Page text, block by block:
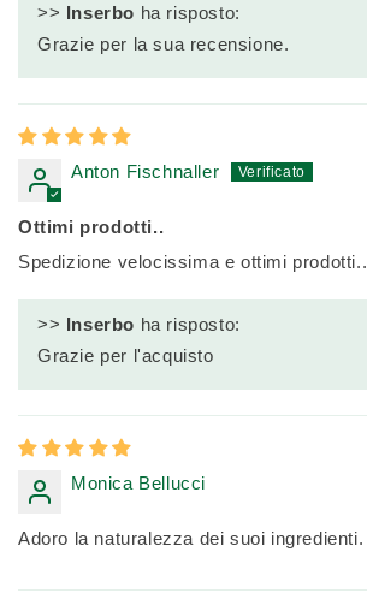
>> Inserbo ha risposto:
Grazie per la sua recensione.
Anton Fischnaller
Ottimi prodotti..
Spedizione velocissima e ottimi prodotti..
>> Inserbo ha risposto:
Grazie per l'acquisto
Monica Bellucci
Adoro la naturalezza dei suoi ingredienti.